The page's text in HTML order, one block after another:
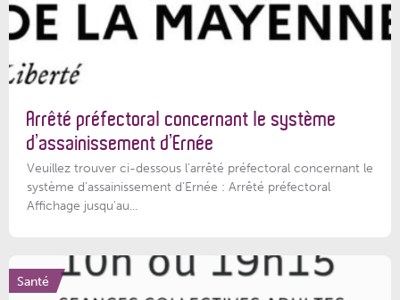
Arrêté préfectoral concernant le système
d’assainissement d’Ernée
Veuillez trouver ci-dessous l’arrêté préfectoral concernant le
système d'assainissement d'Ernée : Arrêté préfectoral
Affichage jusqu'au...
Santé